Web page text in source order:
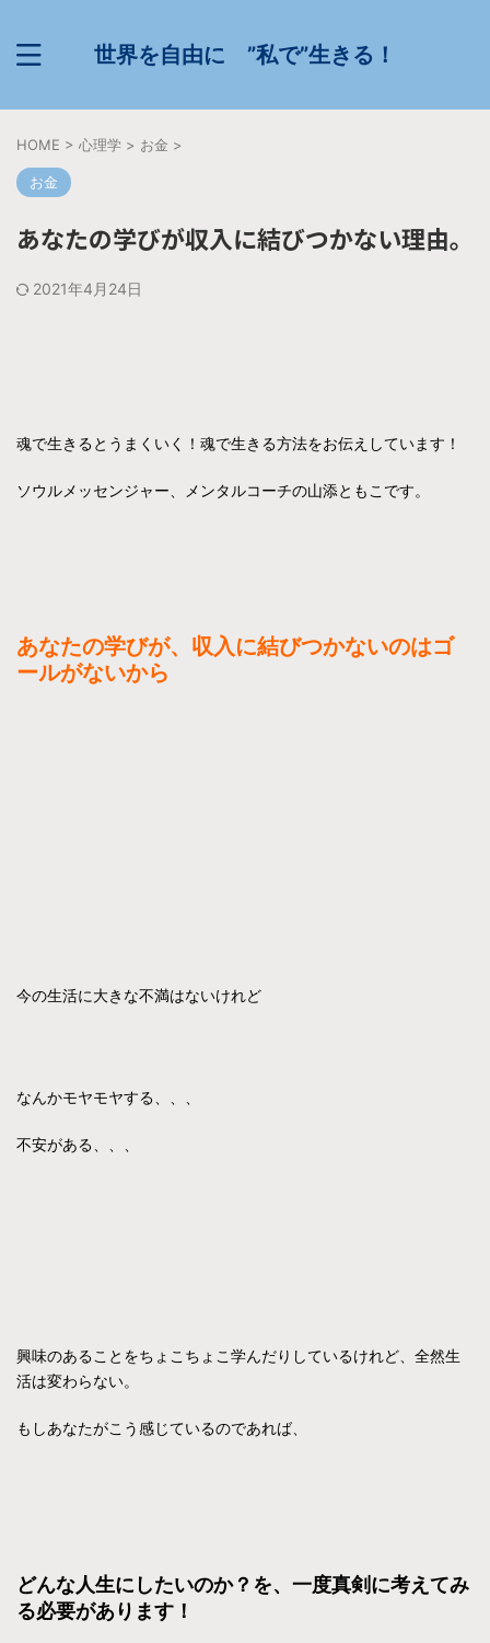
世界を自由に ”私で”生きる！
HOME > 心理学 > お金 >
お金
あなたの学びが収入に結びつかない理由。
2021年4月24日
魂で生きるとうまくいく！魂で生きる方法をお伝えしています！
ソウルメッセンジャー、メンタルコーチの山添ともこです。
あなたの学びが、収入に結びつかないのはゴ
ールがないから
今の生活に大きな不満はないけれど
なんかモヤモヤする、、、
不安がある、、、
興味のあることをちょこちょこ学んだりしているけれど、全然生
活は変わらない。
もしあなたがこう感じているのであれば、
どんな人生にしたいのか？を、一度真剣に考えてみ
る必要があります！